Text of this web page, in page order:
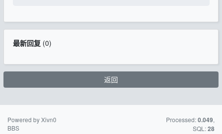
最新回复(0)
返回
Powered by Xivn0
BBS
Processed:0.049,
SQL:28